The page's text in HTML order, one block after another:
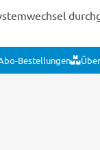
Bestellungen